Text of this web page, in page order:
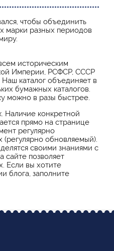
чтобы объединить
марки разных периодов
историческим
Империи, РСФСР, СССР
каталог объединяет в
бумажных каталогов.
можно в разы быстрее.
Наличие конкретной
прямо на странице
регулярно
(регулярно обновляемый).
своими знаниями с
сайте позволяет
Если вы хотите
блога, заполните